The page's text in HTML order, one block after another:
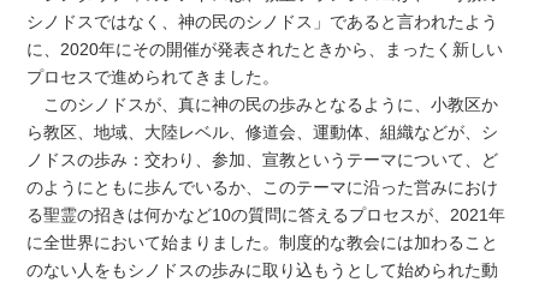
シノドスではなく、神の民のシノドス」であると言われたよう
に、2020年にその開催が発表されたときから、まったく新しい
プロセスで進められてきました。
このシノドスが、真に神の民の歩みとなるように、小教区か
ら教区、地域、大陸レベル、修道会、運動体、組織などが、シ
ノドスの歩み：交わり、参加、宣教というテーマについて、ど
のようにともに歩んでいるか、このテーマに沿った営みにおけ
る聖霊の招きは何かなど10の質問に答えるプロセスが、2021年
に全世界において始まりました。制度的な教会には加わること
のない人をもシノドスの歩みに取り込もうとして始められた動